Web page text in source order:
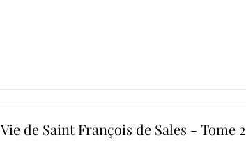
Vie de Saint François de Sales - Tome 2